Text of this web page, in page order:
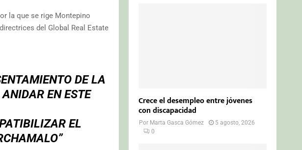
la que se rige Montepino
del Global Real Estate
DE LA
EN ESTE
EL
Crece el desempleo entre jóvenes
con discapacidad
Por Marta Gasca Gómez
5 agosto, 2026
0